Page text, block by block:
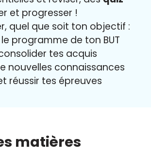
et progresser !
quel que soit ton objectif :
programme de ton BUT
tes acquis
nouvelles connaissances
réussir tes épreuves
matières